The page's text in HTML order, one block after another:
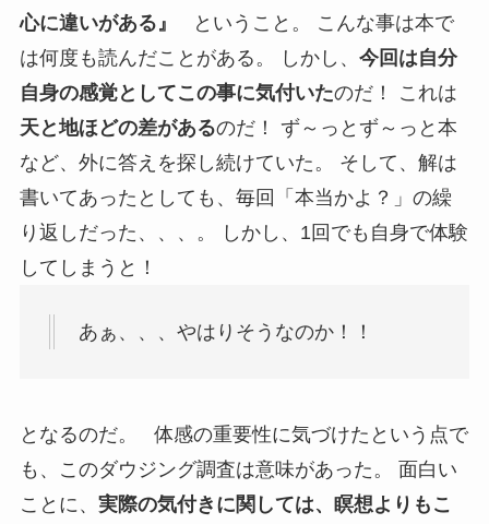
心に違いがある』
ということ。 こんな事は本で
は何度も読んだことがある。 しかし、 今回は自分
自身の感覚としてこの事に気付いたのだ！ これは
天と地ほどの差があるのだ！ ず～っとず～っと本
など、外に答えを探し続けていた。 そして、解は
書いてあったとしても、毎回「本当かよ？」の繰
り返しだった、、、。 しかし、1回でも自身で体験
してしまうと！
あぁ、、、やはりそうなのか！！
となるのだ。 体感の重要性に気づけたという点で
も、このダウジング調査は意味があった。 面白い
ことに、 実際の気付きに関しては、瞑想よりもこ